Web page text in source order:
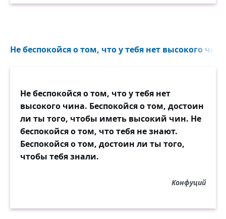
Не беспокойся о том, что у тебя нет высокого
Не беспокойся о том, что у тебя нет
высокого чина. Беспокойся о том, достоин
ли ты того, чтобы иметь высокий чин. Не
беспокойся о том, что тебя не знают.
Беспокойся о том, достоин ли ты того,
чтобы тебя знали.
Конфуций